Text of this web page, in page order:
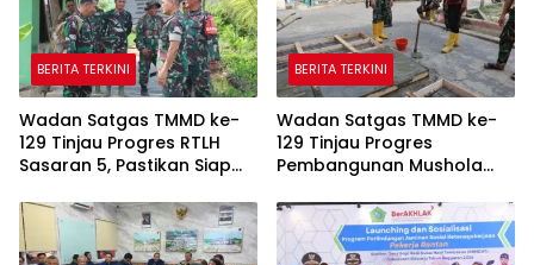
BERITA TERKINI
Wadan Satgas TMMD ke-
129 Tinjau Progres RTLH
Sasaran 5, Pastikan Siap
BERITA TERKINI
Wadan Satgas TMMD ke-
129 Tinjau Progres
Pembangunan Mushola